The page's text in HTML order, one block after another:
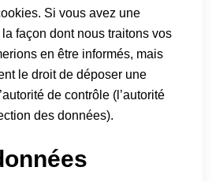
Si vous avez une
façon dont nous traitons vos
en être informés, mais
le droit de déposer une
de contrôle (l’autorité
des données).